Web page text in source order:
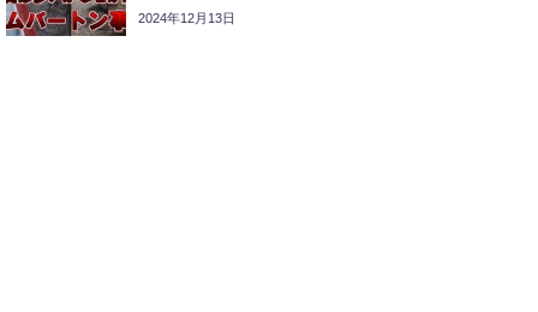
2024年12月13日